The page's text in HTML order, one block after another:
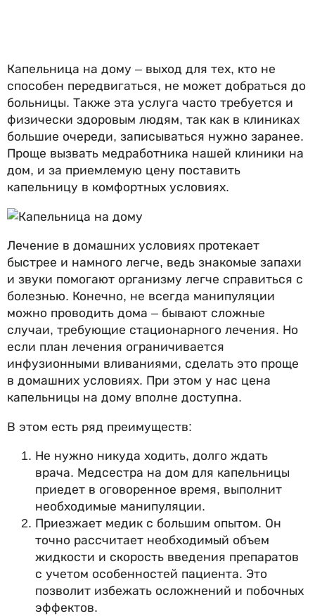
Капельница на дому – выход для тех, кто не
способен передвигаться, не может добраться до
больницы. Также эта услуга часто требуется и
физически здоровым людям, так как в клиниках
большие очереди, записываться нужно заранее.
Проще вызвать медработника нашей клиники на
дом, и за приемлемую цену поставить
капельницу в комфортных условиях.
Лечение в домашних условиях протекает
быстрее и намного легче, ведь знакомые запахи
и звуки помогают организму легче справиться с
болезнью. Конечно, не всегда манипуляции
можно проводить дома – бывают сложные
случаи, требующие стационарного лечения. Но
если план лечения ограничивается
инфузионными вливаниями, сделать это проще
в домашних условиях. При этом у нас цена
капельницы на дому вполне доступна.
В этом есть ряд преимуществ:
Не нужно никуда ходить, долго ждать
врача. Медсестра на дом для капельницы
приедет в оговоренное время, выполнит
необходимые манипуляции.
Приезжает медик с большим опытом. Он
точно рассчитает необходимый объем
жидкости и скорость введения препаратов
с учетом особенностей пациента. Это
позволит избежать осложнений и побочных
эффектов.